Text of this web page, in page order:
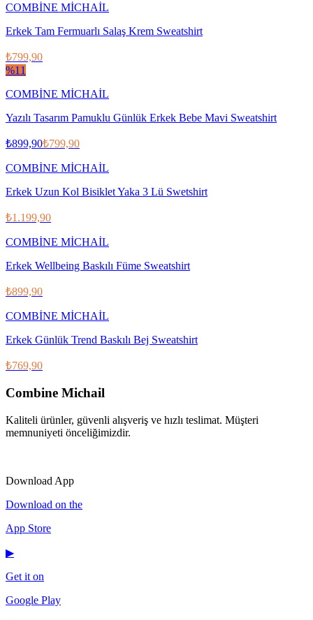
COMBİNE MİCHAİL
Erkek Tam Fermuarlı Salaş Krem Sweatshirt
₺799,90
%11
COMBİNE MİCHAİL
Yazılı Tasarım Pamuklu Günlük Erkek Bebe Mavi Sweatshirt
₺899,90₺799,90
COMBİNE MİCHAİL
Erkek Uzun Kol Bisiklet Yaka 3 Lü Swetshirt
₺1.199,90
COMBİNE MİCHAİL
Erkek Wellbeing Baskılı Füme Sweatshirt
₺899,90
COMBİNE MİCHAİL
Erkek Günlük Trend Baskılı Bej Sweatshirt
₺769,90
Combine Michail
Kaliteli ürünler, güvenli alışveriş ve hızlı teslimat. Müşteri
memnuniyeti önceliğimizdir.
Download App
Download on the
App Store
▶
Get it on
Google Play